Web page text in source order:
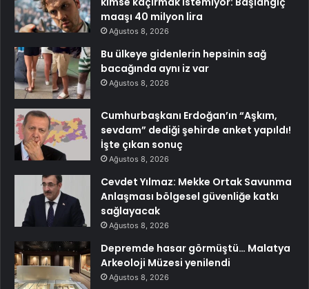
maaşı 40 milyon lira
Ağustos 8, 2026
Bu ülkeye gidenlerin hepsinin sağ
bacağında aynı iz var
Ağustos 8, 2026
Cumhurbaşkanı Erdoğan’ın “Aşkım,
sevdam” dediği şehirde anket yapıldı!
İşte çıkan sonuç
Ağustos 8, 2026
Cevdet Yılmaz: Mekke Ortak Savunma
Anlaşması bölgesel güvenliğe katkı
sağlayacak
Ağustos 8, 2026
Depremde hasar görmüştü… Malatya
Arkeoloji Müzesi yenilendi
Ağustos 8, 2026